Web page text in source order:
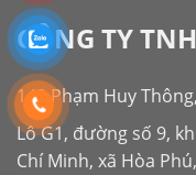
CÔNG TY
143 Phạm Huy
Lô G1, đường số 9,
Chí Minh, xã Hòa